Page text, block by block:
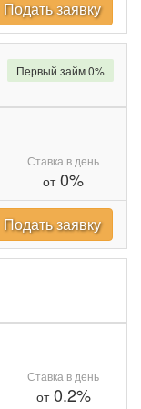
Подать заявку
Ставка в день
от0%
Первый займ 0%
Подать заявку
Ставка в день
от0.2%